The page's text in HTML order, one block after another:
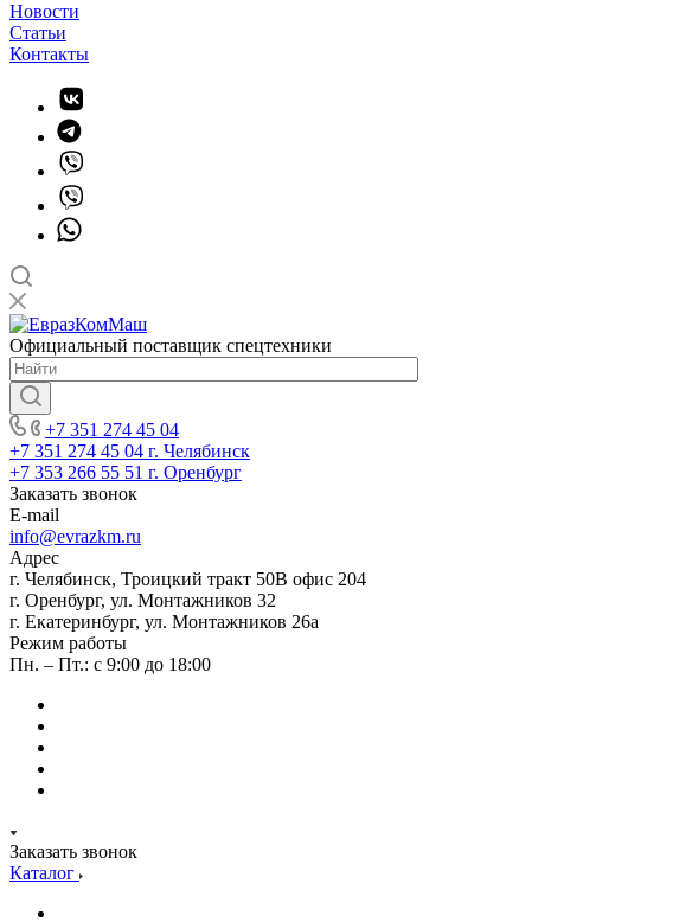
Новости
Статьи
Контакты
Официальный поставщик спецтехники
+7 351 274 45 04
+7 351 274 45 04 г. Челябинск
+7 353 266 55 51 г. Оренбург
Заказать звонок
E-mail
info@evrazkm.ru
Адрес
г. Челябинск, Троицкий тракт 50В офис 204
г. Оренбург, ул. Монтажников 32
г. Екатеринбург, ул. Монтажников 26а
Режим работы
Пн. – Пт.: с 9:00 до 18:00
Заказать звонок
Каталог